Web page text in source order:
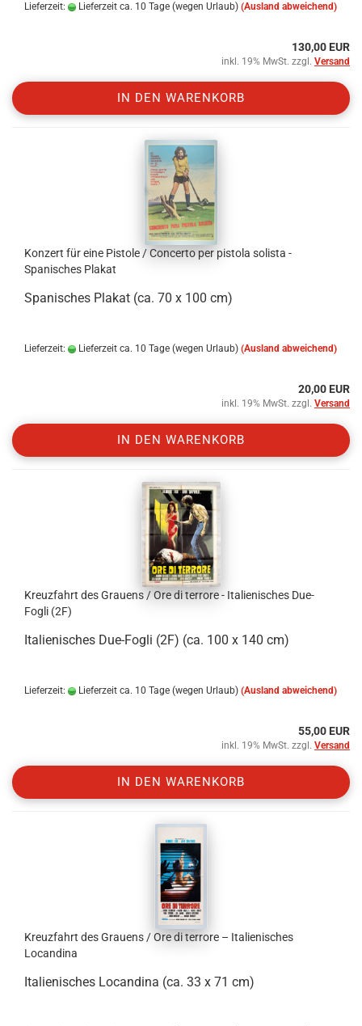
Lieferzeit: Lieferzeit ca. 10 Tage (wegen Urlaub) (Ausland abweichend)
130,00 EUR
inkl. 19% MwSt. zzgl. Versand
IN DEN WARENKORB
Konzert für eine Pistole / Concerto per pistola solista -
Spanisches Plakat
Spanisches Plakat (ca. 70 x 100 cm)
Lieferzeit: Lieferzeit ca. 10 Tage (wegen Urlaub) (Ausland abweichend)
20,00 EUR
inkl. 19% MwSt. zzgl. Versand
IN DEN WARENKORB
Kreuzfahrt des Grauens / Ore di terrore - Italienisches Due-
Fogli (2F)
Italienisches Due-Fogli (2F) (ca. 100 x 140 cm)
Lieferzeit: Lieferzeit ca. 10 Tage (wegen Urlaub) (Ausland abweichend)
55,00 EUR
inkl. 19% MwSt. zzgl. Versand
IN DEN WARENKORB
Kreuzfahrt des Grauens / Ore di terrore – Italienisches
Locandina
Italienisches Locandina (ca. 33 x 71 cm)